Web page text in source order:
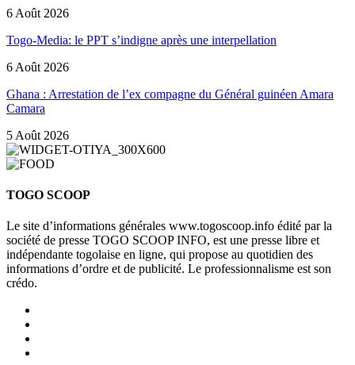
6 Août 2026
Togo-Media: le PPT s’indigne après une interpellation
6 Août 2026
Ghana : Arrestation de l’ex compagne du Général guinéen Amara
Camara
5 Août 2026
TOGO SCOOP
Le site d’informations générales www.togoscoop.info édité par la
société de presse TOGO SCOOP INFO, est une presse libre et
indépendante togolaise en ligne, qui propose au quotidien des
informations d’ordre et de publicité. Le professionnalisme est son
crédo.